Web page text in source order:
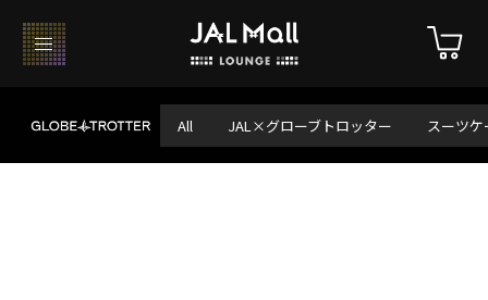
All JAL×グローブトロッター スーツケ